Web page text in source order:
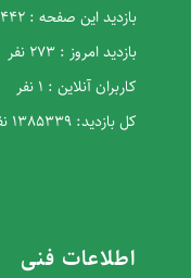
بازدید این صفحه : 442 نفر
بازدید امروز : 273 نفر
کاربران آنلاین : 1 نفر
کل بازدید: 1385339 نفر
اطلاعات فنی